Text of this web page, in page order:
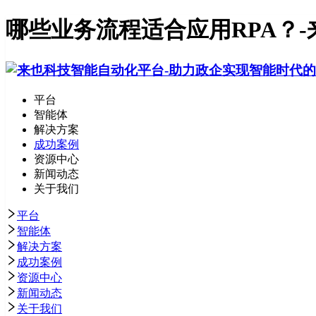
哪些业务流程适合应用RPA？-
平台
智能体
解决方案
成功案例
资源中心
新闻动态
关于我们
平台
智能体
解决方案
成功案例
资源中心
新闻动态
关于我们